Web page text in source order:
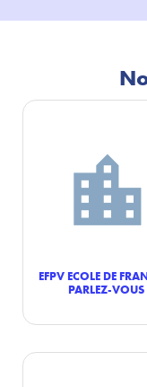
EFPV ECOLE DE
PARLEZ-VOUS